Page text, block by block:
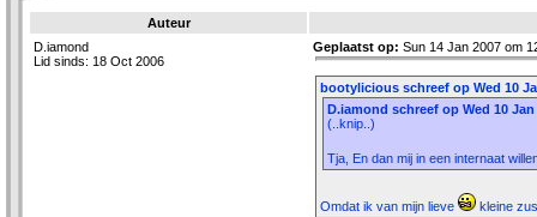
Auteur
D.iamond
Lid sinds: 18 Oct 2006
Geplaatst op: Sun 14 Jan 2007 om
bootylicious schreef op Wed 10
D.iamond schreef op Wed 10
(..knip..)
Tja, En dan mij in een internaat
Omdat ik van mijn lieve kleine